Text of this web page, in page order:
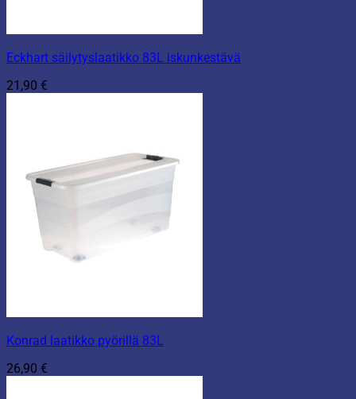
Eckhart säilytyslaatikko 83L iskunkestävä
21,90 €
Konrad laatikko pyörillä 83L
26,90 €